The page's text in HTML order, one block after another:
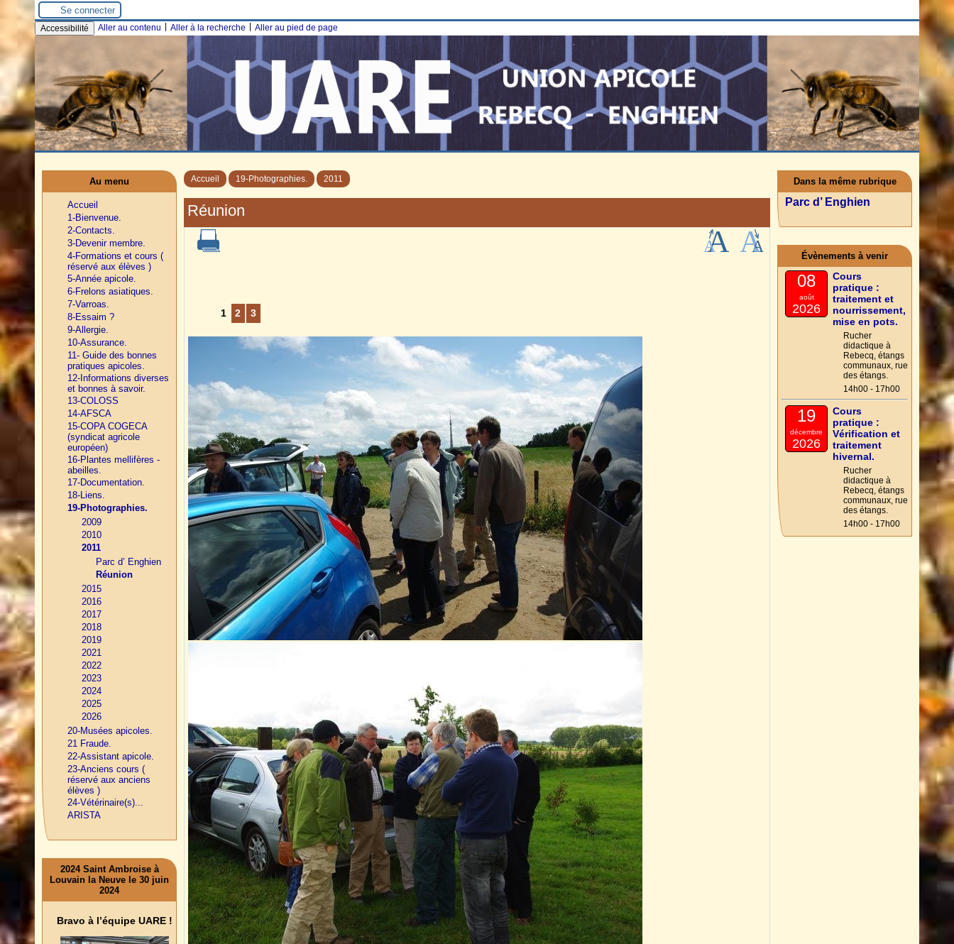
Se connecter
Accessibilité Aller au contenu Aller à la recherche Aller au pied de page
Accueil 19-Photographies. 2011
Réunion
1 2 3
Au menu
Accueil
1-Bienvenue.
2-Contacts.
3-Devenir membre.
4-Formations et cours (
réservé aux élèves )
5-Année apicole.
6-Frelons asiatiques.
7-Varroas.
8-Essaim ?
9-Allergie.
10-Assurance.
11- Guide des bonnes
pratiques apicoles.
12-Informations diverses
et bonnes à savoir.
13-COLOSS
14-AFSCA
15-COPA COGECA
(syndicat agricole
européen)
16-Plantes mellifères -
abeilles.
17-Documentation.
18-Liens.
19-Photographies.
2009
2010
2011
Parc d’ Enghien
Réunion
2015
2016
2017
2018
2019
2021
2022
2023
2024
2025
2026
20-Musées apicoles.
21 Fraude.
22-Assistant apicole.
23-Anciens cours (
réservé aux anciens
élèves )
24-Vétérinaire(s)...
ARISTA
2024 Saint Ambroise à
Louvain la Neuve le 30 juin
2024
Bravo à l’équipe UARE !
Dans la même rubrique
Parc d’ Enghien
Évènements à venir
08
août
2026
Cours
pratique :
traitement et
nourrissement,
mise en pots.
Rucher
didactique à
Rebecq, étangs
communaux, rue
des étangs.
14h00 - 17h00
19
décembre
2026
Cours
pratique :
Vérification et
traitement
hivernal.
Rucher
didactique à
Rebecq, étangs
communaux, rue
des étangs.
14h00 - 17h00